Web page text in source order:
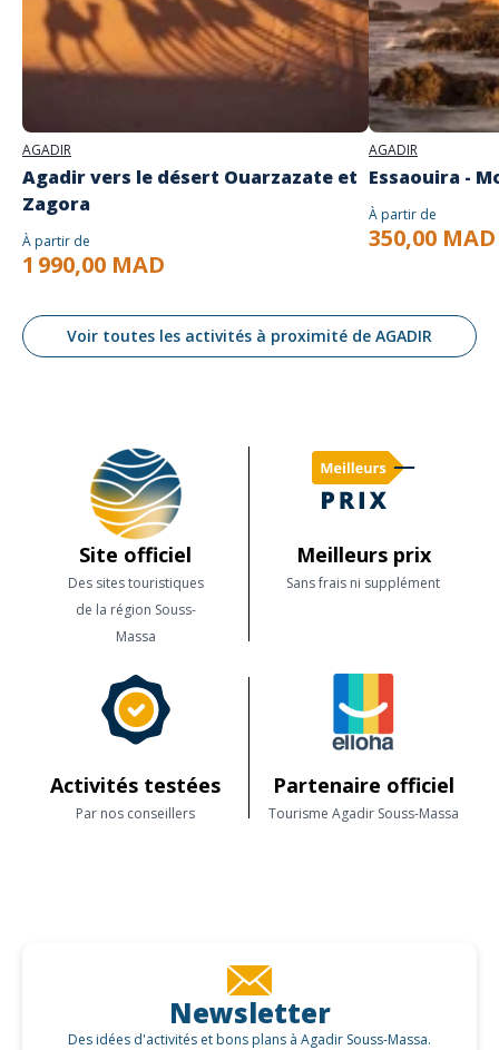
AGADIR
Agadir vers le désert Ouarzazate et
Zagora
À partir de
1 990,00 MAD
AGADIR
Essaouira -
À partir de
350,00 MAD
Voir toutes les activités à proximité de AGADIR
Site officiel
Des sites touristiques
de la région Souss-
Massa
Meilleurs prix
Sans frais ni supplément
Activités testées
Par nos conseillers
Partenaire officiel
Tourisme Agadir Souss-Massa
Newsletter
Des idées d'activités et bons plans à Agadir Souss-Massa.